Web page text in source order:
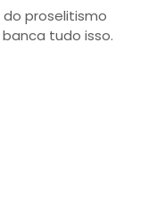
proselitismo
tudo isso.